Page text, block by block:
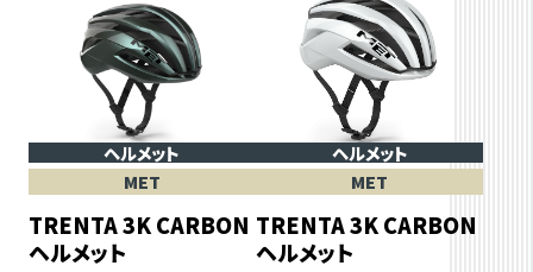
ヘルメット
MET
TRENTA 3K CARBON
ヘルメット
ヘルメット
MET
TRENTA 3K CARBON
ヘルメット